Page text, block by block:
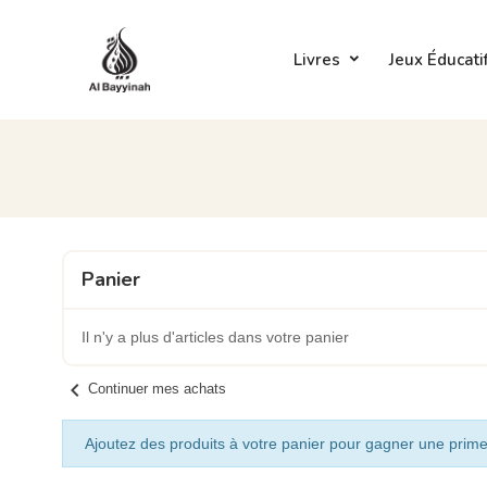
Livres Jeux
Panier
Il n'y a plus d'articles dans votre panier
chevron_left Continuer mes achats
Ajoutez des produits à votre panier pour gagner une